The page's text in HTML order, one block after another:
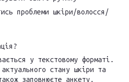
проблеми шкіри/волосся/
у текстовому форматі.
стану шкіри та
заповнюєте анкету.